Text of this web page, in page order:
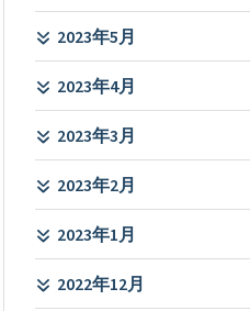
2023年5月
2023年4月
2023年3月
2023年2月
2023年1月
2022年12月